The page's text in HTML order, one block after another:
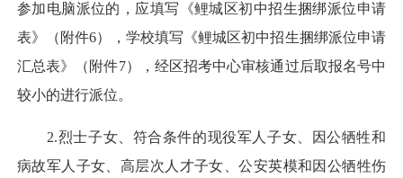
参加电脑派位的，应填写《鲤城区初中招生捆绑派位申请
表》（附件6），学校填写《鲤城区初中招生捆绑派位申请
汇总表》（附件7），经区招考中心审核通过后取报名号中
较小的进行派位。
2.烈士子女、符合条件的现役军人子女、因公牺牲和
病故军人子女、高层次人才子女、公安英模和因公牺牲伤